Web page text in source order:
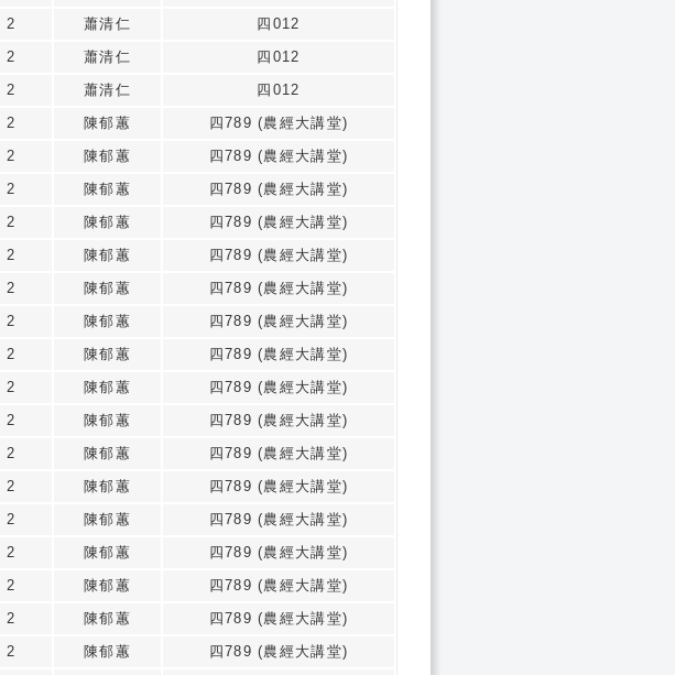
2 蕭清仁
四012
2 蕭清仁
四012
2 蕭清仁
四012
2 陳郁蕙
四789 (農經大講堂)
2 陳郁蕙
四789 (農經大講堂)
2 陳郁蕙
四789 (農經大講堂)
2 陳郁蕙
四789 (農經大講堂)
2 陳郁蕙
四789 (農經大講堂)
2 陳郁蕙
四789 (農經大講堂)
2 陳郁蕙
四789 (農經大講堂)
2 陳郁蕙
四789 (農經大講堂)
2 陳郁蕙
四789 (農經大講堂)
2 陳郁蕙
四789 (農經大講堂)
2 陳郁蕙
四789 (農經大講堂)
2 陳郁蕙
四789 (農經大講堂)
2 陳郁蕙
四789 (農經大講堂)
2 陳郁蕙
四789 (農經大講堂)
2 陳郁蕙
四789 (農經大講堂)
2 陳郁蕙
四789 (農經大講堂)
2 陳郁蕙
四789 (農經大講堂)